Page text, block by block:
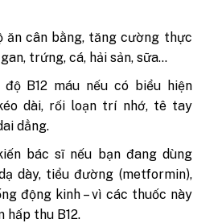
ăn cân bằng, tăng cường thực
trứng, cá, hải sản, sữa…
độ B12 máu nếu có biểu hiện
dài, rối loạn trí nhớ, tê tay
dẳng.
bác sĩ nếu bạn đang dùng
dày, tiểu đường (metformin),
động kinh – vì các thuốc này
hấp thu B12.